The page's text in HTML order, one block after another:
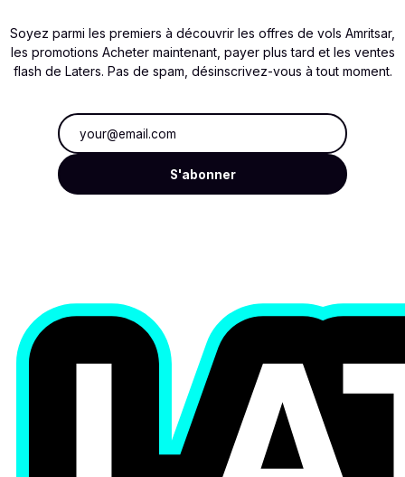
Soyez parmi les premiers à découvrir les offres de vols Amritsar,
les promotions Acheter maintenant, payer plus tard et les ventes
flash de Laters. Pas de spam, désinscrivez-vous à tout moment.
Adresse e-mail
S'abonner